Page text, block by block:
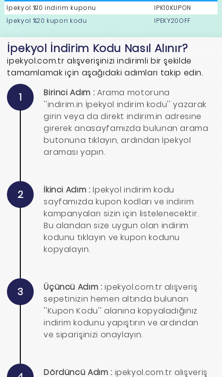
İpekyol %10 indirim kuponu
IPK10KUPON
İpekyol %20 kupon kodu
IPEKY20OFF
İpekyol İndirim Kodu Nasıl Alınır?
ipekyol.com.tr alışverişinizi indirimli bir şekilde
tamamlamak için aşağıdaki adımları takip edin.
1 Birinci Adım : Arama motoruna
''indirim.in İpekyol indirim kodu'' yazarak
girin veya da direkt indirim.in adresine
girerek anasayfamızda bulunan arama
butonuna tıklayın, ardından İpekyol
araması yapın.
2 İkinci Adım : İpekyol indirim kodu
sayfamızda kupon kodları ve indirim
kampanyaları sizin için listelenecektir.
Bu alandan size uygun olan indirim
kodunu tıklayın ve kupon kodunu
kopyalayın.
3 Üçüncü Adım : ipekyol.com.tr alışveriş
sepetinizin hemen altında bulunan
''Kupon Kodu'' alanına kopyaladığınız
indirim kodunu yapıştırın ve ardından
ve siparişinizi onaylayın.
Dördüncü Adım : ipekyol.com.tr alışveriş